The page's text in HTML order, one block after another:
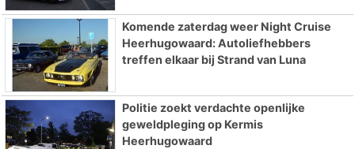
Komende zaterdag weer Night Cruise
Heerhugowaard: Autoliefhebbers
treffen elkaar bij Strand van Luna
Politie zoekt verdachte openlijke
geweldpleging op Kermis
Heerhugowaard